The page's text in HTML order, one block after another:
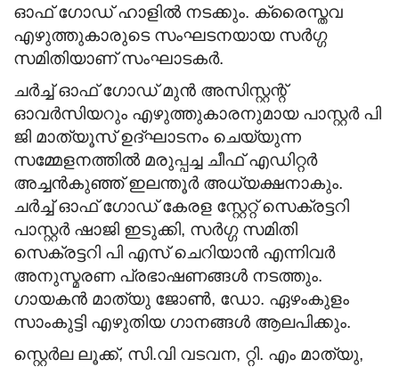
ഓഫ് ഗോഡ് ഹാളിൽ നടക്കും. ക്രൈസ്തവ
എഴുത്തുകാരുടെ സംഘടനയായ സർഗ്ഗ
സമിതിയാണ് സംഘാടകർ.
ചർച്ച് ഓഫ് ഗോഡ് മുൻ അസിസ്റ്റന്റ്
ഓവർസിയറും എഴുത്തുകാരനുമായ പാസ്റ്റർ പി
ജി മാത്യൂസ് ഉദ്ഘാടനം ചെയ്യുന്ന
സമ്മേളനത്തിൽ മരുപ്പച്ച ചീഫ് എഡിറ്റർ
അച്ചൻകുഞ്ഞ് ഇലന്തൂർ അധ്യക്ഷനാകും.
ചർച്ച് ഓഫ് ഗോഡ് കേരള സ്റ്റേറ്റ് സെക്രട്ടറി
പാസ്റ്റർ ഷാജി ഇടുക്കി, സർഗ്ഗ സമിതി
സെക്രട്ടറി പി എസ്‌ ചെറിയാൻ എന്നിവർ
അനുസ്മരണ പ്രഭാഷണങ്ങൾ നടത്തും.
ഗായകൻ മാത്യു ജോൺ, ഡോ. ഏഴംകുളം
സാംകുട്ടി എഴുതിയ ഗാനങ്ങൾ ആലപിക്കും.
സ്റ്റെർല ലൂക്ക്, സി.വി വടവന, റ്റി. എം മാത്യു,